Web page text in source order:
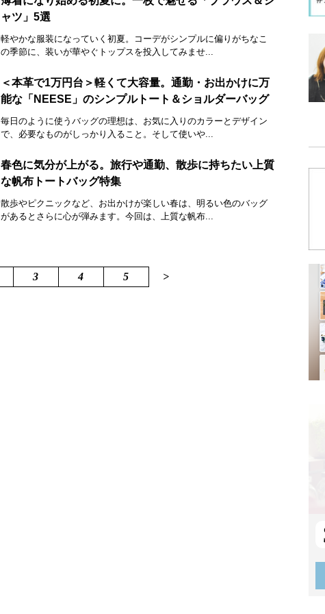
ャツ」5選
軽やかな服装になっていく初夏。コーデがシンプルに偏りがちなこ
の季節に、装いが華やぐトップスを投入してみませ...
＜本革で1万円台＞軽くて大容量。通勤・お出かけに万
能な「NEESE」のシンプルトート＆ショルダーバッグ
毎日のように使うバッグの理想は、お気に入りのカラーとデザイン
で、必要なものがしっかり入ること。そして使いや...
春色に気分が上がる。旅行や通勤、散歩に持ちたい上質
な帆布トートバッグ特集
散歩やピクニックなど、お出かけが楽しい春は、明るい色のバッグ
があるとさらに心が弾みます。今回は、上質な帆布...
3 4 5 >